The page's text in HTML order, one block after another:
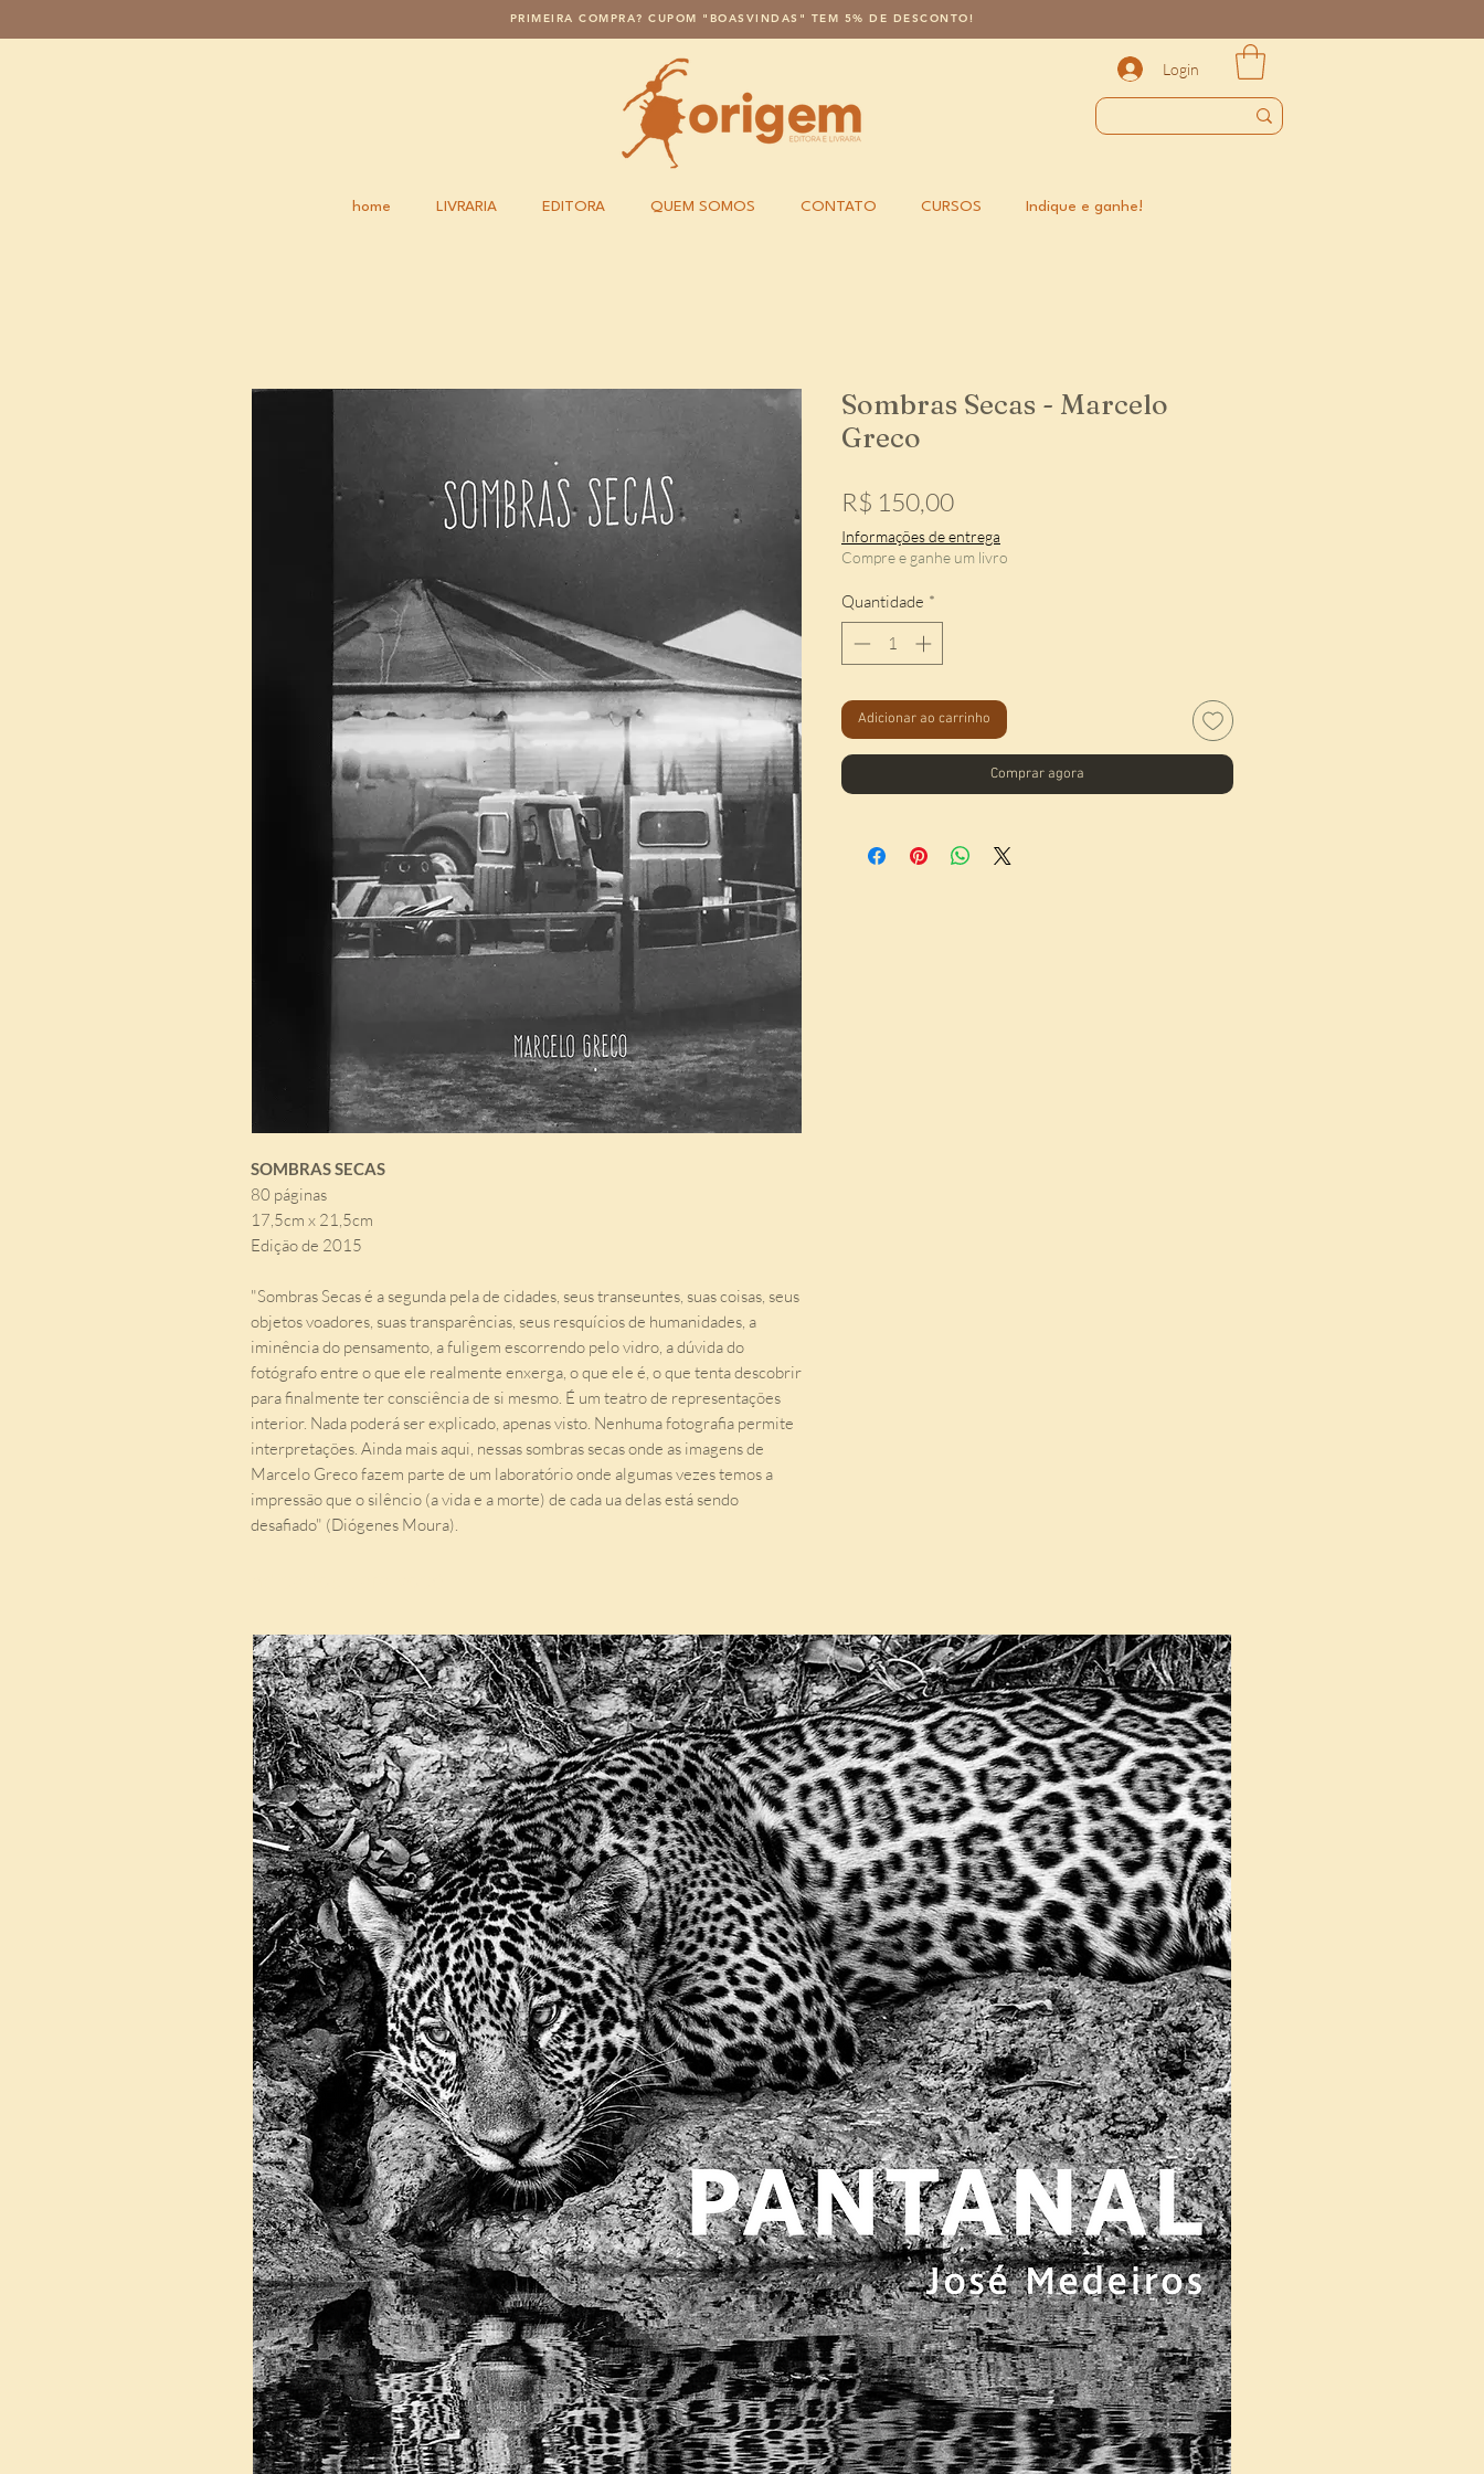
PRIMEIRA COMPRA? CUPOM "BOASVINDAS" TEM 5% DE DESCONTO!
Login
home LIVRARIA EDITORA QUEM SOMOS CONTATO CURSOS Indique e ganhe!
SOMBRAS SECAS
80 páginas
17,5cm x 21,5cm
Edição de 2015
"Sombras Secas é a segunda pela de cidades, seus transeuntes, suas coisas, seus
objetos voadores, suas transparências, seus resquícios de humanidades, a
iminência do pensamento, a fuligem escorrendo pelo vidro, a dúvida do
fotógrafo entre o que ele realmente enxerga, o que ele é, o que tenta descobrir
para finalmente ter consciência de si mesmo. É um teatro de representações
interior. Nada poderá ser explicado, apenas visto. Nenhuma fotografia permite
interpretações. Ainda mais aqui, nessas sombras secas onde as imagens de
Marcelo Greco fazem parte de um laboratório onde algumas vezes temos a
impressão que o silêncio (a vida e a morte) de cada ua delas está sendo
desafiado" (Diógenes Moura).
Sombras Secas - Marcelo
Greco
R$ 150,00Preço
Informações de entrega
Compre e ganhe um livro
Quantidade *
Adicionar ao carrinho
Comprar agora